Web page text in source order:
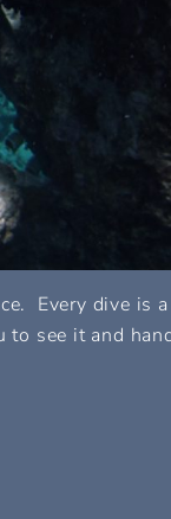
Every dive is a
to see it and